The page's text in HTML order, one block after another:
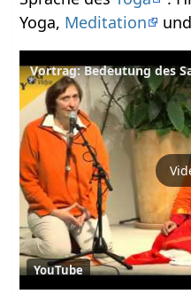
Yoga, Meditation
Vortrag: Bedeutung des
YouTube